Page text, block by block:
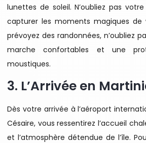
lunettes de soleil. N’oubliez pas
capturer les moments magiques de
prévoyez des randonnées, n’oubliez
marche confortables et une
moustiques.
3. L’Arrivée en
Dès votre arrivée à l’aéroport
Césaire, vous ressentirez l’accueil
et l’atmosphère détendue de l’île.